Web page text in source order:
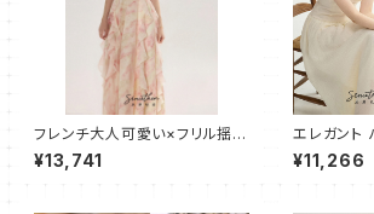
フレンチ大人可愛い×フリル揺れ
るロングワンピース
¥13,741
エレガント
ンピース ロ
¥11,266